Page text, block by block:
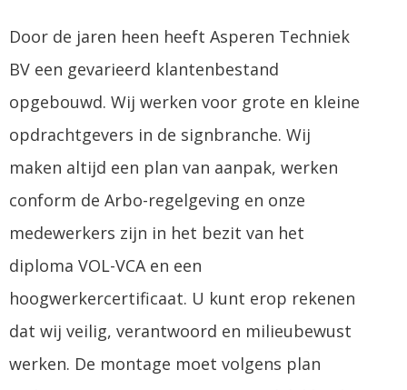
Door de jaren heen heeft Asperen Techniek
BV een gevarieerd klantenbestand
opgebouwd. Wij werken voor grote en kleine
opdrachtgevers in de signbranche. Wij
maken altijd een plan van aanpak, werken
conform de Arbo-regelgeving en onze
medewerkers zijn in het bezit van het
diploma VOL-VCA en een
hoogwerkercertificaat. U kunt erop rekenen
dat wij veilig, verantwoord en milieubewust
werken. De montage moet volgens plan